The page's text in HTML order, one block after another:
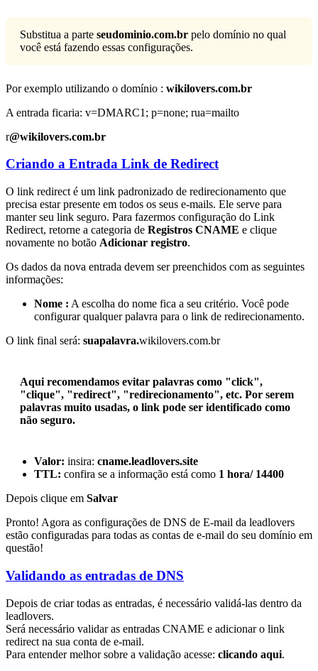
Substitua a parte seudominio.com.br pelo domínio no qual
você está fazendo essas configurações.
Por exemplo utilizando o domínio : wikilovers.com.br
A entrada ficaria: v=DMARC1; p=none; rua=mailto
r@wikilovers.com.br
Criando a Entrada Link de Redirect
O link redirect é um link padronizado de redirecionamento que
precisa estar presente em todos os seus e-mails. Ele serve para
manter seu link seguro. Para fazermos configuração do Link
Redirect, retorne a categoria de Registros CNAME e clique
novamente no botão Adicionar registro.
Os dados da nova entrada devem ser preenchidos com as seguintes
informações:
Nome : A escolha do nome fica a seu critério. Você pode
configurar qualquer palavra para o link de redirecionamento.
O link final será: suapalavra.wikilovers.com.br
Aqui recomendamos evitar palavras como "click",
"clique", "redirect", "redirecionamento", etc. Por serem
palavras muito usadas, o link pode ser identificado como
não seguro.
Valor: insira: cname.leadlovers.site
TTL: confira se a informação está como 1 hora/ 14400
Depois clique em Salvar
Pronto! Agora as configurações de DNS de E-mail da leadlovers
estão configuradas para todas as contas de e-mail do seu domínio em
questão!
Validando as entradas de DNS
Depois de criar todas as entradas, é necessário validá-las dentro da
leadlovers.
Será necessário validar as entradas CNAME e adicionar o link
redirect na sua conta de e-mail.
Para entender melhor sobre a validação acesse: clicando aqui.